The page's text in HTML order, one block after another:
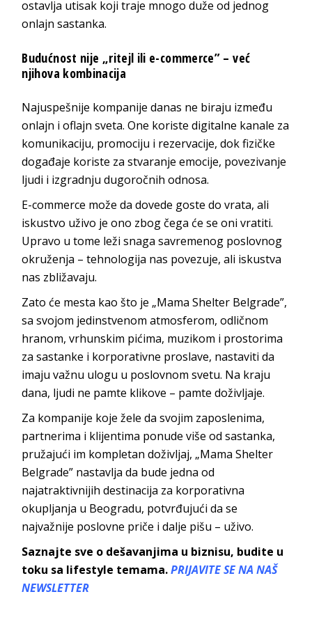
ostavlja utisak koji traje mnogo duže od jednog
onlajn sastanka.
Budućnost nije „ritejl ili e-commerce” –već
njihova kombinacija
Najuspešnije kompanije danas ne biraju između
onlajn i oflajn sveta. One koriste digitalne kanale za
komunikaciju, promociju i rezervacije, dok fizičke
događaje koriste za stvaranje emocije, povezivanje
ljudi i izgradnju dugoročnih odnosa.
E-commerce može da dovede goste do vrata, ali
iskustvo uživo je ono zbog čega će se oni vratiti.
Upravo u tome leži snaga savremenog poslovnog
okruženja – tehnologija nas povezuje, ali iskustva
nas zbližavaju.
Zato će mesta kao što je „Mama Shelter Belgrade”,
sa svojom jedinstvenom atmosferom, odličnom
hranom, vrhunskim pićima, muzikom i prostorima
za sastanke i korporativne proslave, nastaviti da
imaju važnu ulogu u poslovnom svetu. Na kraju
dana, ljudi ne pamte klikove – pamte doživljaje.
Za kompanije koje žele da svojim zaposlenima,
partnerima i klijentima ponude više od sastanka,
pružajući im kompletan doživljaj, „Mama Shelter
Belgrade” nastavlja da bude jedna od
najatraktivnijih destinacija za korporativna
okupljanja u Beogradu, potvrđujući da se
najvažnije poslovne priče i dalje pišu – uživo.
Saznajte sve o dešavanjima u biznisu, budite u
toku sa lifestyle temama.PRIJAVITE SE NA NAŠ
NEWSLETTER